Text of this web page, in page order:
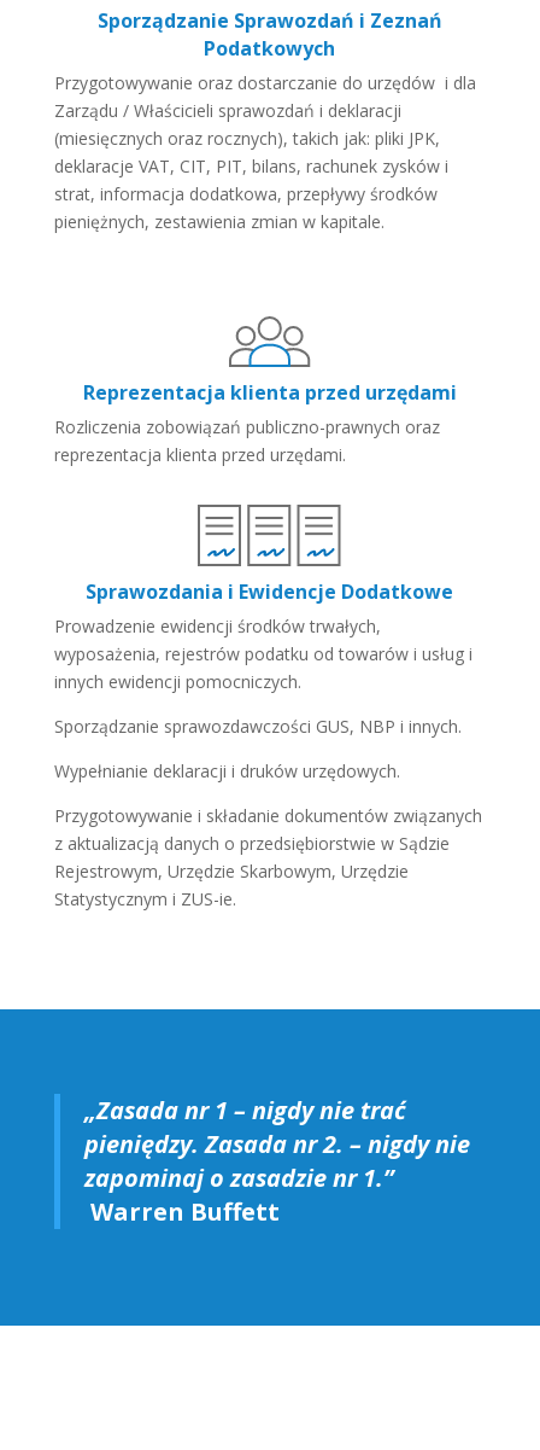
Sporządzanie Sprawozdań i Zeznań
Podatkowych
Przygotowywanie oraz dostarczanie do urzędów i dla
Zarządu / Właścicieli sprawozdań i deklaracji
(miesięcznych oraz rocznych), takich jak: pliki JPK,
deklaracje VAT, CIT, PIT, bilans, rachunek zysków i
strat, informacja dodatkowa, przepływy środków
pieniężnych, zestawienia zmian w kapitale.
Reprezentacja klienta przed urzędami
Rozliczenia zobowiązań publiczno-prawnych oraz
reprezentacja klienta przed urzędami.
Sprawozdania i Ewidencje Dodatkowe
Prowadzenie ewidencji środków trwałych,
wyposażenia, rejestrów podatku od towarów i usług i
innych ewidencji pomocniczych.
Sporządzanie sprawozdawczości GUS, NBP i innych.
Wypełnianie deklaracji i druków urzędowych.
Przygotowywanie i składanie dokumentów związanych
z aktualizacją danych o przedsiębiorstwie w Sądzie
Rejestrowym, Urzędzie Skarbowym, Urzędzie
Statystycznym i ZUS-ie.
„Zasada nr 1 – nigdy nie trać
pieniędzy. Zasada nr 2. – nigdy nie
zapominaj o zasadzie nr 1.”
Warren Buffett